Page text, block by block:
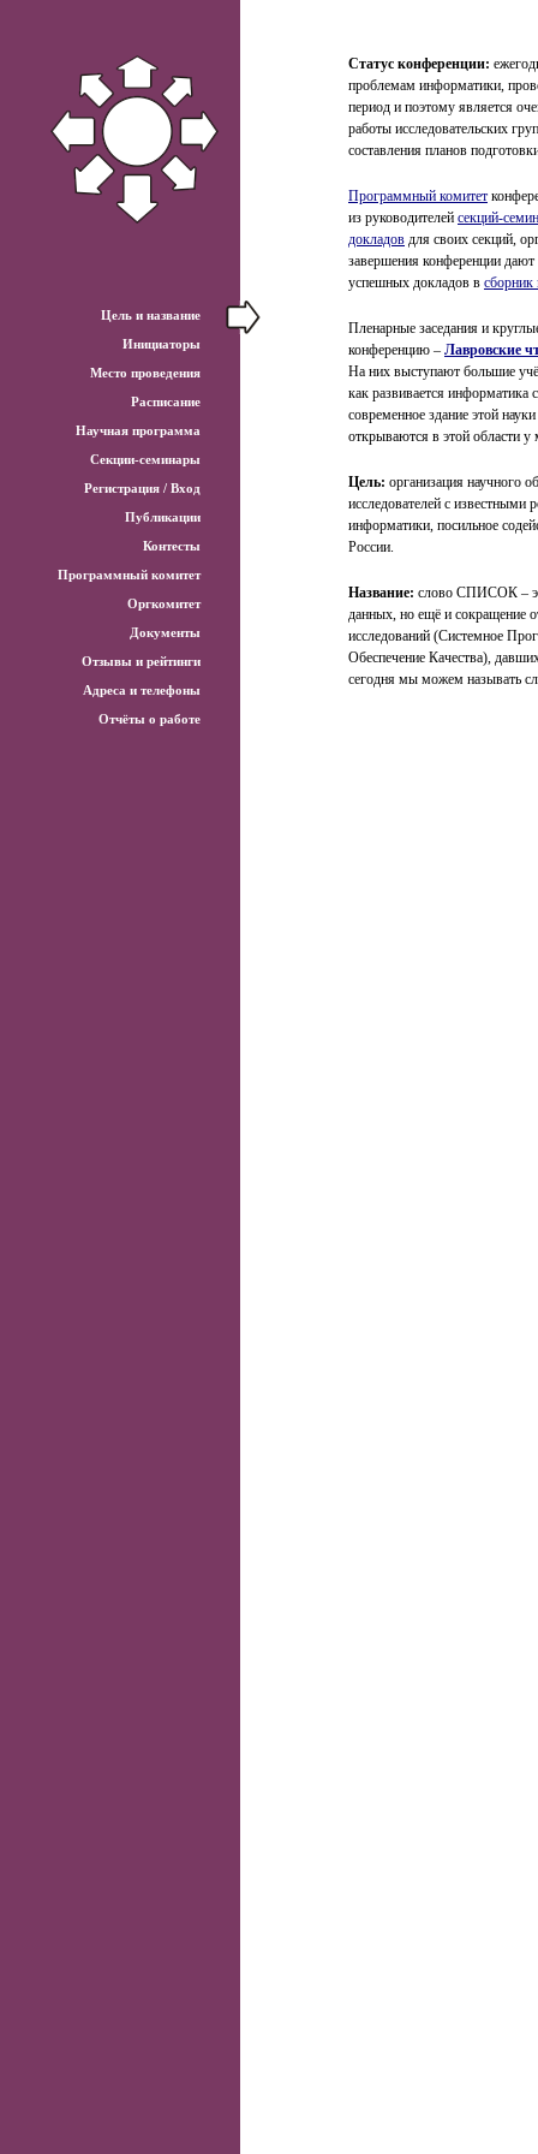
Статус конференции:
проблемам информатики,
период и поэтому является
работы исследовательских
составления планов
Программный комитет
из руководителей секций-
докладов для своих секций,
завершения конференции дают
успешных докладов в сборник
Пленарные заседания и
конференцию – Лавровские
На них выступают большие
как развивается информатика
современное здание этой
открываются в этой области у
Цель: организация научного
исследователей с
информатики, посильное
России.
Название: слово СПИСОК –
данных, но ещё и сокращение
исследований (Системное
Обеспечение Качества),
сегодня мы можем
Цель и название
Инициаторы
Место проведения
Расписание
Научная программа
Секции-семинары
Регистрация / Вход
Публикации
Контесты
Программный комитет
Оргкомитет
Документы
Отзывы и рейтинги
Адреса и телефоны
Отчёты о работе